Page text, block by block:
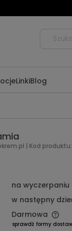
LinkiBlog
| Kod produktu:
na wyczerpaniu
w następny
Darmowa
sprawdź formy